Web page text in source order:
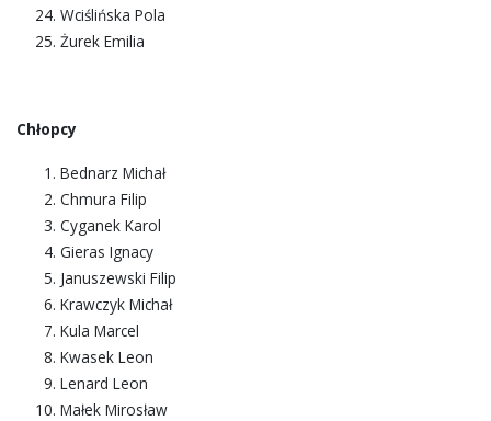
Wciślińska Pola
Żurek Emilia
Chłopcy
Bednarz Michał
Chmura Filip
Cyganek Karol
Gieras Ignacy
Januszewski Filip
Krawczyk Michał
Kula Marcel
Kwasek Leon
Lenard Leon
Małek Mirosław